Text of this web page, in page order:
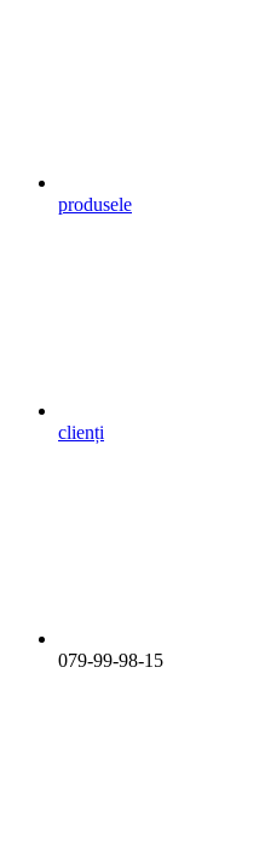
produsele
clienți
079-99-98-15